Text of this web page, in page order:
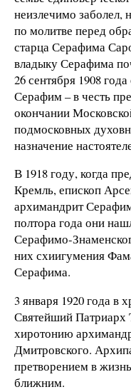
неизлечимо заболел,
по молитве перед
старца Серафима
владыку Серафима
26 сентября 1908
Серафим – в честь
окончании
подмосковных
назначение
В 1918 году, когда
Кремль, епископ
архимандрит
полтора года они
Серафимо-
них схиигумения
Серафима.
3 января 1920 года в
Святейший Патриарх
хиротонию
Дмитровского.
претворением в
ближним.